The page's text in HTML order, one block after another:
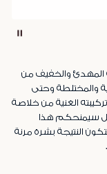
المهدئ والخفيف من
والمختلطة وحتى
الغنية من خلاصة
هذا فحسب، بل سيمنحكم هذا
ببشرتكم طوال ٢٤ ساعة، لتكون النتيجة بشرة مرنة